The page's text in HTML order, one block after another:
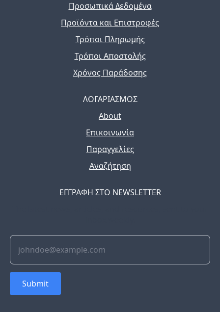
Προσωπικά Δεδομένα
Προϊόντα και Επιστροφές
Τρόποι Πληρωμής
Τρόποι Αποστολής
Χρόνος Παράδοσης
ΛΟΓΑΡΙΑΣΜΟΣ
About
Επικοινωνία
Παραγγελίες
Αναζήτηση
ΕΓΓΡΑΦΗ ΣΤΟ NEWSLETTER
Submit